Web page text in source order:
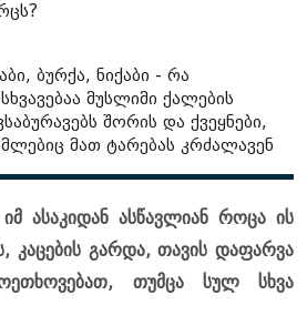
ბურქა, ნიქაბი - რა
მუსლიმი ქალების
შორის და ქვეყნები,
მათ ტარებას კრძალავენ
იმ ასაკიდან ასწავლიან როცა ის
კაცების გარდა, თავის დაფარვა
თუმცა სულ სხვა